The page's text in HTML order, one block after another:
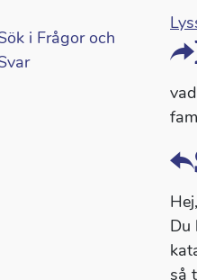
i Frågor och
Du
så